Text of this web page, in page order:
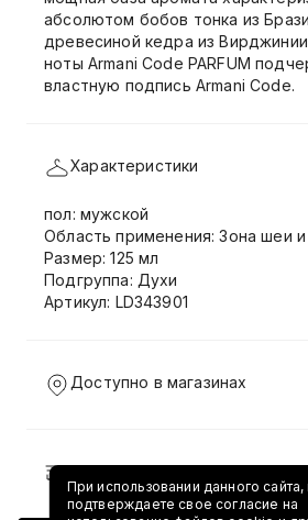
абсолютом бобов тонка из
древесиной кедра из
ноты Armani Code PARFUM
властную подпись Armani Code.
Характеристики
пол: мужской
Область применения: Зона шеи
Размер: 125 мл
Подгруппа: Духи
Артикул: LD343901
Доступно в магазинах
Доставка и возврат
При использовании данного сайта,
подтверждаете свое согласие на